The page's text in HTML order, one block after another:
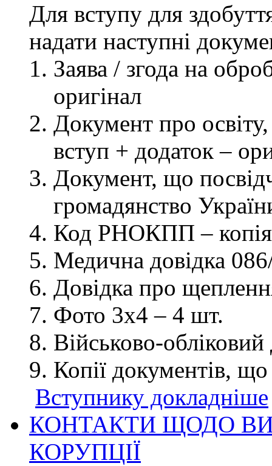
Для вступу для
надати наступні
Заява / згода на
оригінал
Документ про освіту,
вступ + додаток –
Документ, що
громадянство
Код РНОКПП – копія
Медична довідка
Довідка про
Фото 3х4 – 4 шт.
Військово-
Копії документів,
Вступнику докладніше
КОНТАКТИ ЩОДО
КОРУПЦІЇ